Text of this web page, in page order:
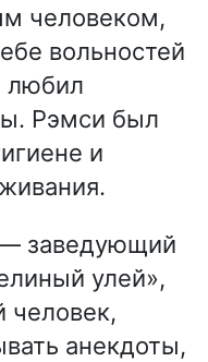
человеком,
вольностей
любил
Рэмси был
и
заведующий
улей»,
человек,
анекдоты,